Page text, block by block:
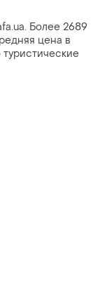
Более 2689
цена в
туристические